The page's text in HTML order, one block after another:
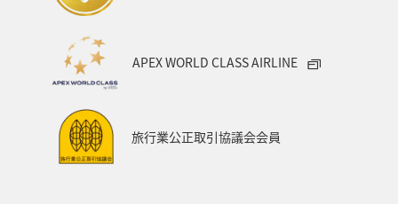
APEX WORLD CLASS AIRLINE
旅行業公正取引協議会会員